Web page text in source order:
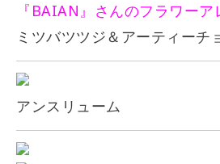
『BAIAN』さんのフラワーア
ミツバツツジ＆アーティーチ
アンスリューム